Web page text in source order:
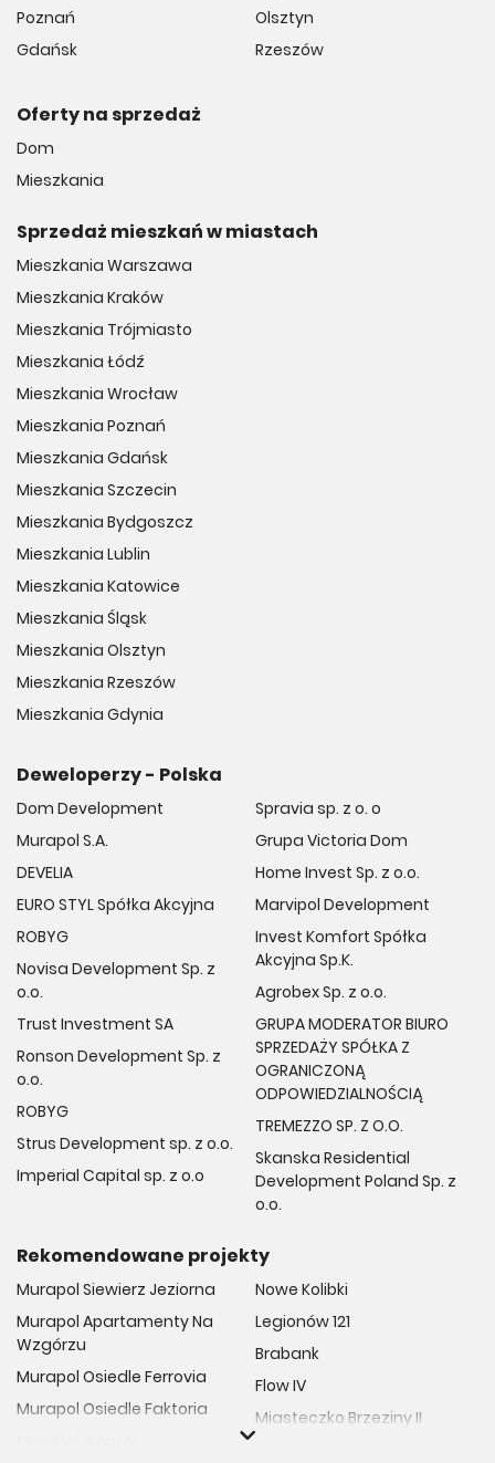
Poznań
Gdańsk
Olsztyn
Rzeszów
Oferty na sprzedaż
Dom
Mieszkania
Sprzedaż mieszkań w miastach
Mieszkania Warszawa
Mieszkania Kraków
Mieszkania Trójmiasto
Mieszkania Łódź
Mieszkania Wrocław
Mieszkania Poznań
Mieszkania Gdańsk
Mieszkania Szczecin
Mieszkania Bydgoszcz
Mieszkania Lublin
Mieszkania Katowice
Mieszkania Śląsk
Mieszkania Olsztyn
Mieszkania Rzeszów
Mieszkania Gdynia
Deweloperzy - Polska
Dom Development
Murapol S.A.
DEVELIA
EURO STYL Spółka Akcyjna
ROBYG
Novisa Development Sp. z
o.o.
Trust Investment SA
Ronson Development Sp. z
o.o.
ROBYG
Strus Development sp. z o.o.
Imperial Capital sp. z o.o
Spravia sp. z o. o
Grupa Victoria Dom
Home Invest Sp. z o.o.
Marvipol Development
Invest Komfort Spółka
Akcyjna Sp.K.
Agrobex Sp. z o.o.
GRUPA MODERATOR BIURO
SPRZEDAŻY SPÓŁKA Z
OGRANICZONĄ
ODPOWIEDZIALNOŚCIĄ
TREMEZZO SP. Z O.O.
Skanska Residential
Development Poland Sp. z
o.o.
Rekomendowane projekty
Murapol Siewierz Jeziorna
Murapol Apartamenty Na
Wzgórzu
Murapol Osiedle Ferrovia
Murapol Osiedle Faktoria
Nowe Kolibki
Legionów 121
Brabank
Flow IV
Miasteczko Brzeziny II